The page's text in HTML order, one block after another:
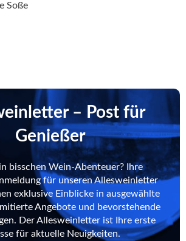
Soße
– Post für
Genießer
bisschen Wein-Abenteuer? Ihre
für unseren Allesweinletter
exklusive Einblicke in ausgewählte
Angebote und bevorstehende
Der Allesweinletter ist Ihre erste
für aktuelle Neuigkeiten.